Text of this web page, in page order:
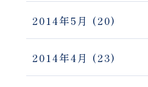
2014年5月 (20)
2014年4月 (23)